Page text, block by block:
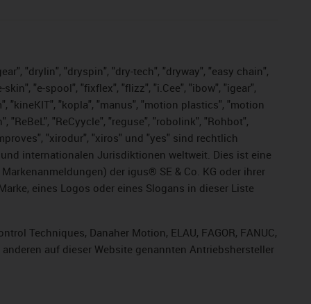
"drylin", "dryspin", "dry-tech", "dryway", "easy chain",
"e-spool", "fixflex", "flizz", "i.Cee", "ibow", "igear",
"kineKIT", "kopla", "manus", "motion plastics", "motion
"ReCyycle", "reguse", "robolink", "Rohbot",
"xirodur", "xiros" und "yes" sind rechtlich
internationalen Jurisdiktionen weltweit. Dies ist eine
der igus® SE & Co. KG oder ihrer
eines Logos oder eines Slogans in dieser Liste
Techniques, Danaher Motion, ELAU, FAGOR, FANUC,
anderen auf dieser Website genannten Antriebshersteller